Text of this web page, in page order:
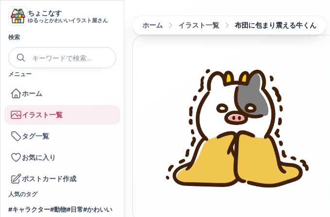
ちょこなす
ゆるっとかわいいイラスト屋さん
検索
メニュー
ホーム
イラスト一覧
タグ一覧
お気に入り
ポストカード作成
人気のタグ
#キャラクター#動物# 日常#かわいい
ホーム イラスト一覧 布団に包まり震える牛くん